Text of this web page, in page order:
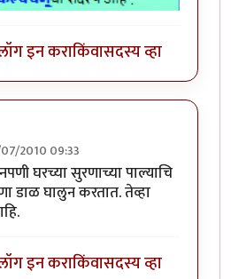
इन कराकिंवासदस्य व्हा
2010 09:33
घरच्या सुरणाच्या पाल्याचि
डाळ घालुन करतात. तेव्हा
इन कराकिंवासदस्य व्हा